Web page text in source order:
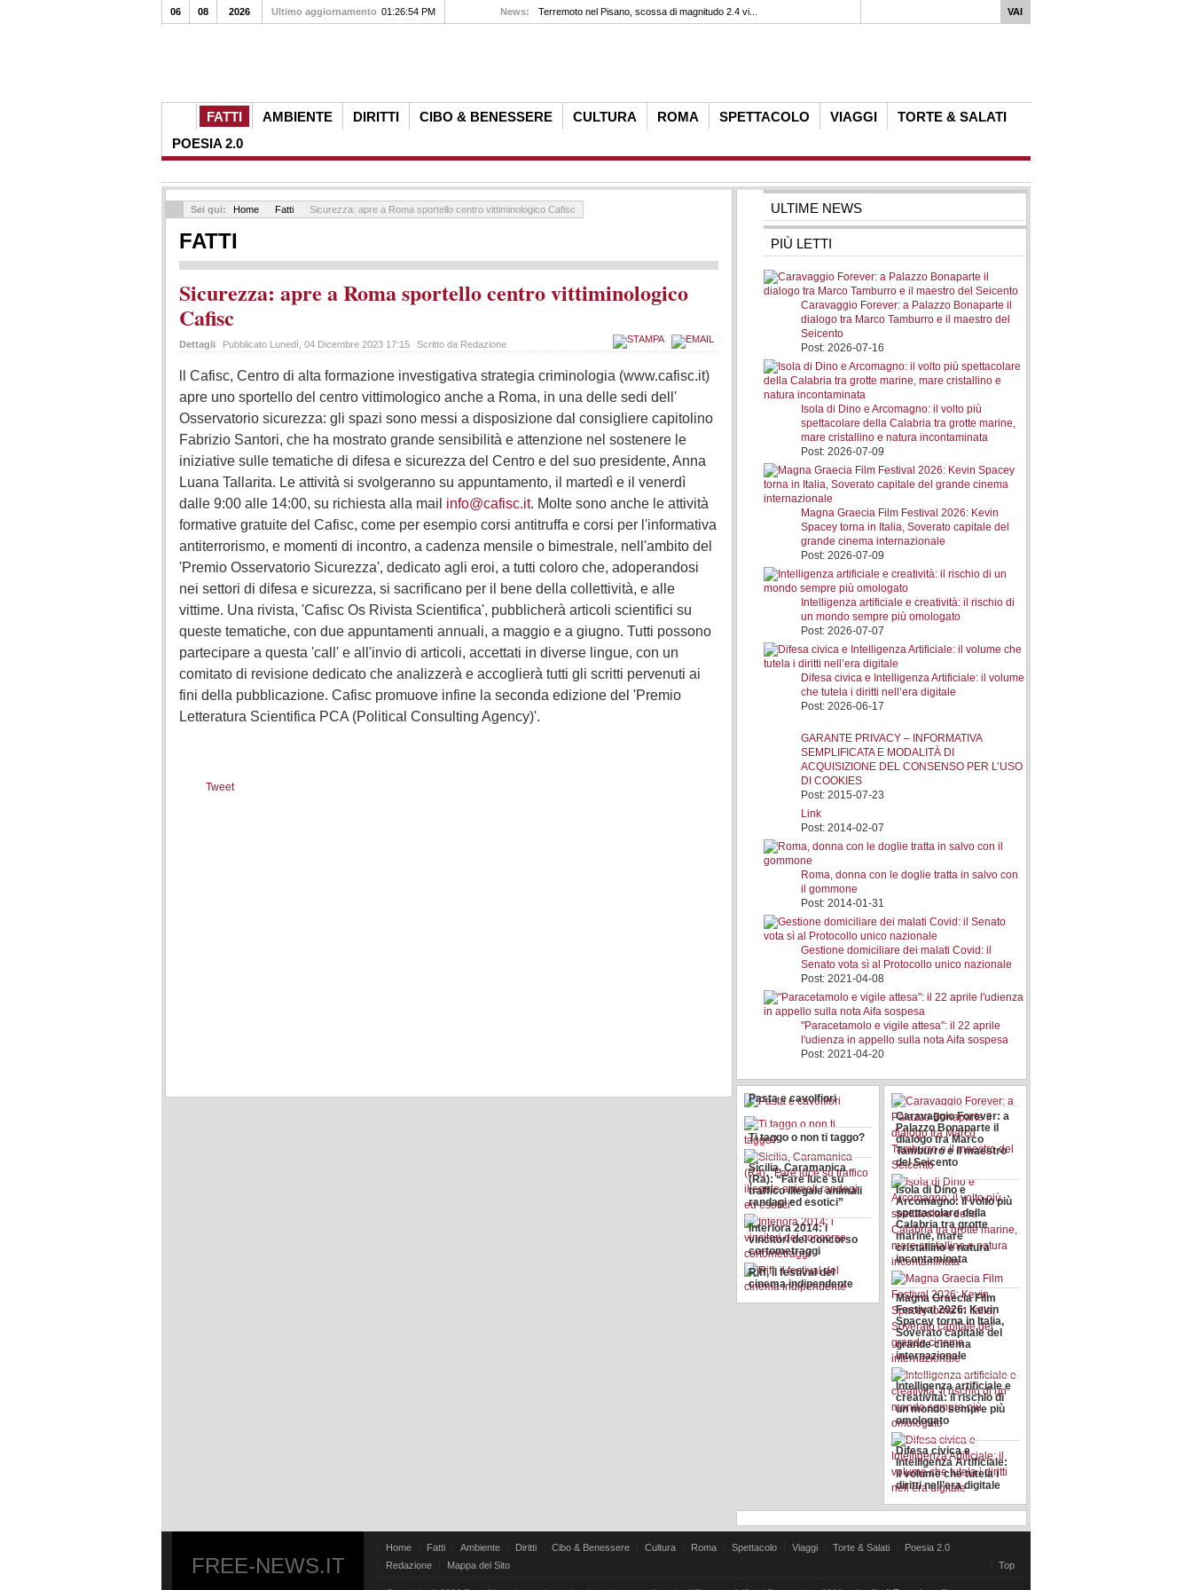
FATTI AMBIENTE DIRITTI CIBO & BENESSERE CULTURA ROMA SPETTACOLO VIAGGI
TORTE & SALATI
POESIA 2.0
06 08 2026 Ultimo aggiornamento 01:26:54 PM News: Terremoto nel Pisano, scossa di magnitudo 2.4 vi...
Sei qui: Home Fatti Sicurezza: apre a Roma sportello centro vittiminologico Cafisc
FATTI
Sicurezza: apre a Roma sportello centro vittiminologico
Cafisc
Dettagli Pubblicato Lunedì, 04 Dicembre 2023 17:15 Scritto da Redazione
ll Cafisc, Centro di alta formazione investigativa strategia criminologia (www.cafisc.it)
apre uno sportello del centro vittimologico anche a Roma, in una delle sedi dell'
Osservatorio sicurezza: gli spazi sono messi a disposizione dal consigliere capitolino
Fabrizio Santori, che ha mostrato grande sensibilità e attenzione nel sostenere le
iniziative sulle tematiche di difesa e sicurezza del Centro e del suo presidente, Anna
Luana Tallarita. Le attività si svolgeranno su appuntamento, il martedì e il venerdì
dalle 9:00 alle 14:00, su richiesta alla mail info@cafisc.it. Molte sono anche le attività
formative gratuite del Cafisc, come per esempio corsi antitruffa e corsi per l'informativa
antiterrorismo, e momenti di incontro, a cadenza mensile o bimestrale, nell'ambito del
'Premio Osservatorio Sicurezza', dedicato agli eroi, a tutti coloro che, adoperandosi
nei settori di difesa e sicurezza, si sacrificano per il bene della collettività, e alle
vittime. Una rivista, 'Cafisc Os Rivista Scientifica', pubblicherà articoli scientifici su
queste tematiche, con due appuntamenti annuali, a maggio e a giugno. Tutti possono
partecipare a questa 'call' e all'invio di articoli, accettati in diverse lingue, con un
comitato di revisione dedicato che analizzerà e accoglierà tutti gli scritti pervenuti ai
fini della pubblicazione. Cafisc promuove infine la seconda edizione del 'Premio
Letteratura Scientifica PCA (Political Consulting Agency)'.
Tweet
ULTIME NEWS
PIÙ LETTI
Caravaggio Forever: a Palazzo Bonaparte il
dialogo tra Marco Tamburro e il maestro del
Seicento
Post: 2026-07-16
Isola di Dino e Arcomagno: il volto più
spettacolare della Calabria tra grotte marine,
mare cristallino e natura incontaminata
Post: 2026-07-09
Magna Graecia Film Festival 2026: Kevin
Spacey torna in Italia, Soverato capitale del
grande cinema internazionale
Post: 2026-07-09
Intelligenza artificiale e creatività: il rischio di
un mondo sempre più omologato
Post: 2026-07-07
Difesa civica e Intelligenza Artificiale: il volume
che tutela i diritti nell’era digitale
Post: 2026-06-17
GARANTE PRIVACY – INFORMATIVA
SEMPLIFICATA E MODALITÀ DI
ACQUISIZIONE DEL CONSENSO PER L’USO
DI COOKIES
Post: 2015-07-23
Link
Post: 2014-02-07
Roma, donna con le doglie tratta in salvo con
il gommone
Post: 2014-01-31
Gestione domiciliare dei malati Covid: il
Senato vota sì al Protocollo unico nazionale
Post: 2021-04-08
"Paracetamolo e vigile attesa": il 22 aprile
l'udienza in appello sulla nota Aifa sospesa
Post: 2021-04-20
Pasta e cavolfiori
Ti taggo o non ti taggo?
Sicilia, Caramanica
(Ra): “Fare luce su
traffico illegale animali
randagi ed esotici”
Interiora 2014: i
vincitori del concorso
cortometraggi
Riff, il festival del
cinema indipendente
Caravaggio Forever: a
Palazzo Bonaparte il
dialogo tra Marco
Tamburro e il maestro
del Seicento
Isola di Dino e
Arcomagno: il volto più
spettacolare della
Calabria tra grotte
marine, mare
cristallino e natura
incontaminata
Magna Graecia Film
Festival 2026: Kevin
Spacey torna in Italia,
Soverato capitale del
grande cinema
internazionale
Intelligenza artificiale e
creatività: il rischio di
un mondo sempre più
omologato
Difesa civica e
Intelligenza Artificiale:
il volume che tutela i
diritti nell’era digitale
FREE-NEWS.IT
Home Fatti Ambiente Diritti Cibo & Benessere Cultura Roma Spettacolo Viaggi Torte & Salati
Poesia 2.0
Redazione
Mappa del Sito Top